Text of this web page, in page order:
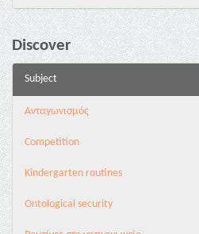
Discover
Subject
Aνταγωνισμός
Competition
Kindergarten routines
Ontological security